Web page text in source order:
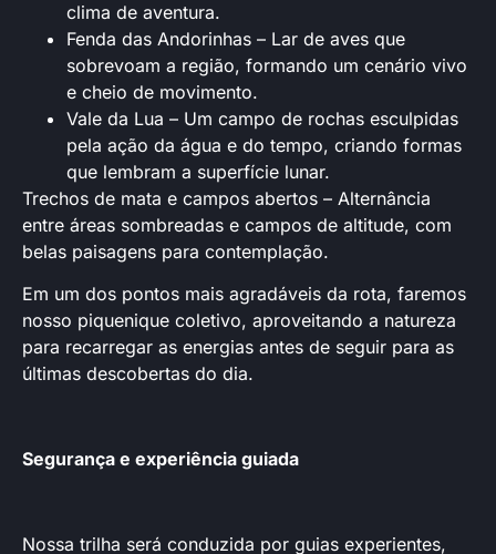
clima de aventura.
Fenda das Andorinhas – Lar de aves que
sobrevoam a região, formando um cenário vivo
e cheio de movimento.
Vale da Lua – Um campo de rochas esculpidas
pela ação da água e do tempo, criando formas
que lembram a superfície lunar.
Trechos de mata e campos abertos – Alternância
entre áreas sombreadas e campos de altitude, com
belas paisagens para contemplação.
Em um dos pontos mais agradáveis da rota, faremos
nosso piquenique coletivo, aproveitando a natureza
para recarregar as energias antes de seguir para as
últimas descobertas do dia.
Segurança e experiência guiada
Nossa trilha será conduzida por guias experientes,